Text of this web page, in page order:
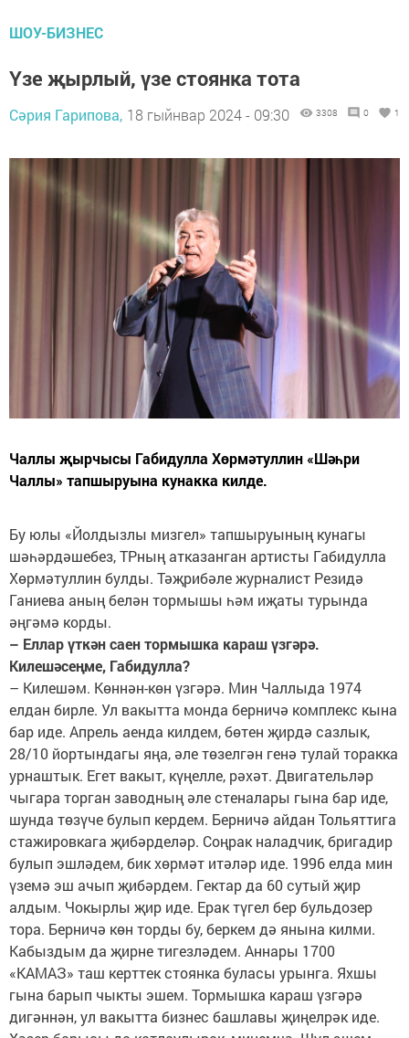
ШОУ-БИЗНЕС
Үзе җырлый, үзе стоянка тота
Сәрия Гарипова, 18 гыйнвар 2024 - 09:30 3308 0 1
Чаллы җырчысы Габидулла Хөрмәтуллин «Шәһри
Чаллы» тапшыруына кунакка килде.
Бу юлы «Йолдызлы мизгел» тапшыруының кунагы
шәһәрдәшебез, ТРның атказанган артисты Габидулла
Хөрмәтуллин булды. Тәҗрибәле журналист Резидә
Ганиева аның белән тормышы һәм иҗаты турында
әңгәмә корды.
– Еллар үткән саен тормышка караш үзгәрә.
Килешәсеңме, Габидулла?
– Килешәм. Көннән-көн үзгәрә. Мин Чаллыда 1974
елдан бирле. Ул вакытта монда берничә комплекс кына
бар иде. Апрель аенда килдем, бөтен җирдә сазлык,
28/10 йортындагы яңа, әле төзелгән генә тулай торакка
урнаштык. Егет вакыт, күңелле, рәхәт. Двигательләр
чыгара торган заводның әле стеналары гына бар иде,
шунда төзүче булып кердем. Берничә айдан Тольяттига
стажировкага җибәрделәр. Соңрак наладчик, бригадир
булып эшләдем, бик хөрмәт итәләр иде. 1996 елда мин
үземә эш ачып җибәрдем. Гектар да 60 сутый җир
алдым. Чокырлы җир иде. Ерак түгел бер бульдозер
тора. Берничә көн торды бу, беркем дә янына килми.
Кабыздым да җирне тигезләдем. Аннары 1700
«КАМАЗ» таш керттек стоянка буласы урынга. Яхшы
гына барып чыкты эшем. Тормышка караш үзгәрә
дигәннән, ул вакытта бизнес башлавы җиңелрәк иде.